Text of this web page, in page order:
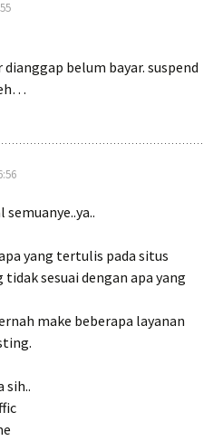
dianggap belum bayar. suspend
semuanye..ya..
yang tertulis pada situs
sesuai dengan apa yang
make beberapa layanan
sih..